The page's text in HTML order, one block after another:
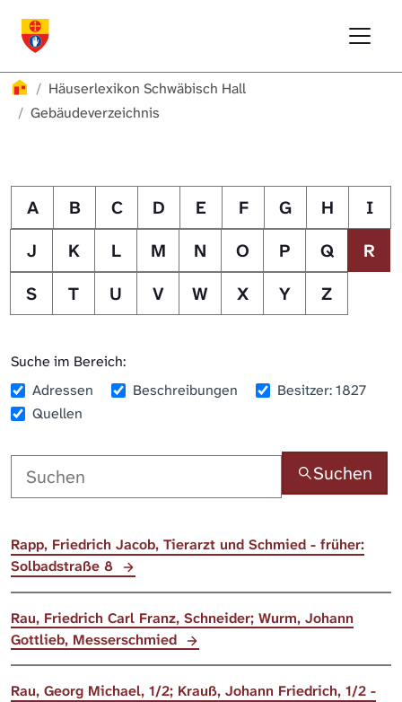
Häuserlexikon
Häuserlexikon Schwäbisch Hall
Gebäudeverzeichnis
A B C D E F G H
I
J
K L M N O P Q
R
S
T U V W X Y Z
Suche im Bereich:
Adressen
Beschreibungen
Besitzer: 1827
Quellen
Suchen
Rapp, Friedrich Jacob, Tierarzt und Schmied - früher:
Solbadstraße 8
Rau, Friedrich Carl Franz, Schneider; Wurm, Johann
Gottlieb, Messerschmied
Rau, Georg Michael, 1/2; Krauß, Johann Friedrich, 1/2 -
Häuserlexikon Steinbach
Digitale Nachschlagewerke